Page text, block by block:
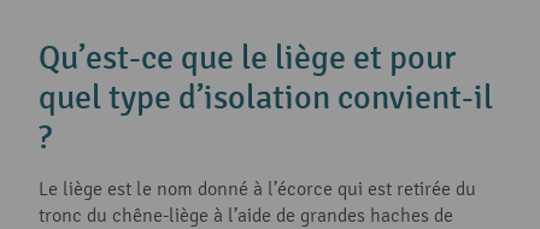
Qu’est-ce que le liège et pour
quel type d’isolation convient-il
?
Le liège est le nom donné à l’écorce qui est retirée du
tronc du chêne-liège à l’aide de grandes haches de